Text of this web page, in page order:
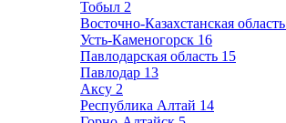
Тобыл 2
Восточно-Казахстанская область
Усть-Каменогорск 16
Павлодарская область 15
Павлодар 13
Аксу 2
Республика Алтай 14